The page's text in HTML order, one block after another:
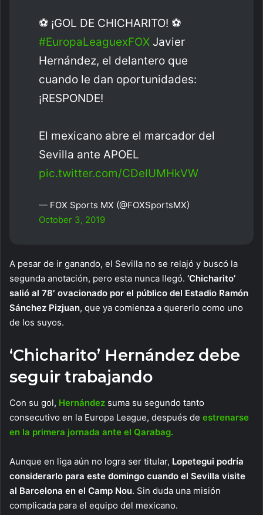
⚽ ¡GOL DE CHICHARITO! ⚽
#EuropaLeaguexFOX Javier
Hernández, el delantero que
cuando le dan oportunidades:
¡RESPONDE!
El mexicano abre el marcador del
Sevilla ante APOEL
pic.twitter.com/CDeIUMHkVW
— FOX Sports MX (@FOXSportsMX)
October 3, 2019
A pesar de ir ganando, el Sevilla no se relajó y buscó la
segunda anotación, pero esta nunca llegó. ‘Chicharito’
salió al 78′ ovacionado por el público del Estadio Ramón
Sánchez Pizjuan, que ya comienza a quererlo como uno
de los suyos.
‘Chicharito’ Hernández debe
seguir trabajando
Con su gol, Hernández suma su segundo tanto
consecutivo en la Europa League, después de estrenarse
en la primera jornada ante el Qarabag.
Aunque en liga aún no logra ser titular, Lopetegui podría
considerarlo para este domingo cuando el Sevilla visite
al Barcelona en el Camp Nou. Sin duda una misión
complicada para el equipo del mexicano.